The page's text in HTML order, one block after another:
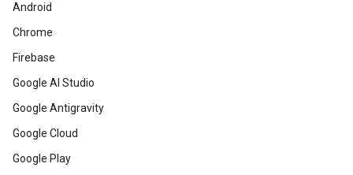
Android
Chrome
Firebase
Google AI Studio
Google Antigravity
Google Cloud
Google Play